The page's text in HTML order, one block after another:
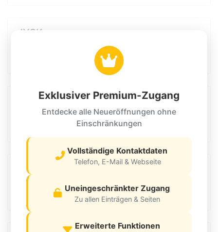
JYSK
23611 Bad Schwartau
FRESSNAPF
2. Halbjahr 2026
Søstrene Grene
2. Halbjahr 2026
8010 Graz
Exklusiver Premium-Zugang
Entdecke alle Neueröffnungen ohne
Einschränkungen
Vollständige Kontaktdaten
Telefon, E-Mail & Webseite
Uneingeschränkter Zugang
Zu allen Einträgen & Seiten
Erweiterte Funktionen